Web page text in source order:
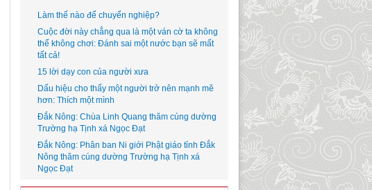
Làm thế nào để chuyển nghiệp?
Cuộc đời này chẳng qua là một ván cờ ta không
thể không chơi: Đánh sai một nước bạn sẽ mất
tất cả!
15 lời dạy con của người xưa
Dấu hiệu cho thấy một người trở nên mạnh mẽ
hơn: Thích một mình
Đắk Nông: Chùa Linh Quang thăm cúng dường
Trường hạ Tịnh xá Ngọc Đạt
Đắk Nông: Phân ban Ni giới Phật giáo tỉnh Đắk
Nông thăm cúng dường Trường hạ Tịnh xá
Ngọc Đạt